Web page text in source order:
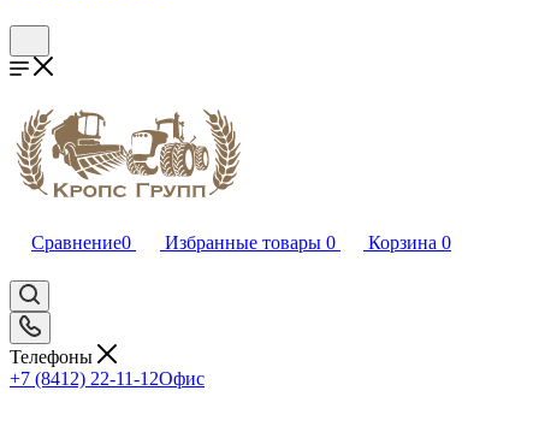
Сравнение0 Избранные товары 0 Корзина 0
Телефоны
+7 (8412) 22-11-12Офис